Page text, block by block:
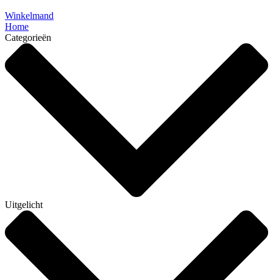
Winkelmand
Home
Categorieën
Uitgelicht